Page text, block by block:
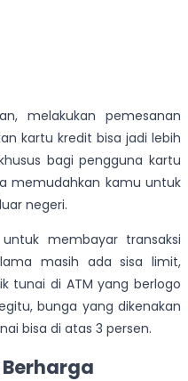
melakukan pemesanan
kartu kredit bisa jadi lebih
bagi pengguna kartu
memudahkan kamu untuk
negeri.
membayar transaksi
masih ada sisa limit,
tunai di ATM yang berlogo
bunga yang dikenakan
bisa di atas 3 persen.